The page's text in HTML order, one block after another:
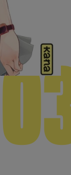
S’inscrire